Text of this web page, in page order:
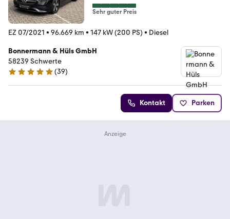
Sehr guter Preis
EZ 07/2021 • 96.669 km • 147 kW (200 PS) • Diesel
Bonnermann & Hüls GmbH
58239 Schwerte
5 Sterne
(39)
Kontakt Parken